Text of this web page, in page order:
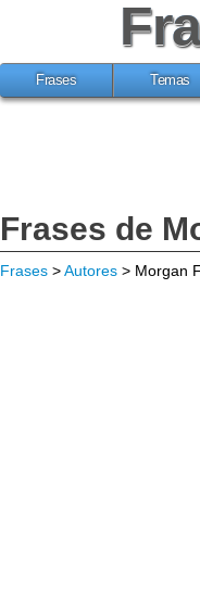
Frases Temas
Frases de
Frases >Autores > Morgan